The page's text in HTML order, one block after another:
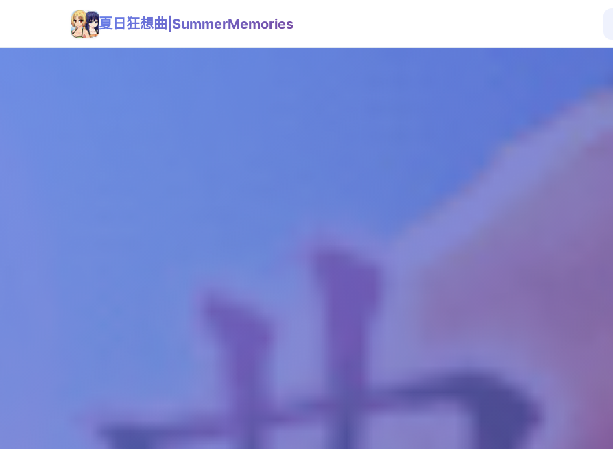
夏日狂想曲|SummerMemories